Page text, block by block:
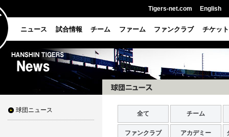
Tigers-net.com English
ニュース 試合情報 チーム ファーム ファンクラブ チケット
球団ニュース 全て チーム
ファンクラブ アカデミー